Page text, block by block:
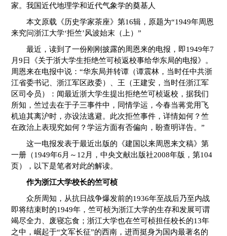
家。我国近代地理学和近代气象学的奠基人
本文原载《历史学家茶座》第16辑，原题为“1949年周恩
来究问浙江大学‘拒竺’风波始末（上）”
最近，读到了一份刚刚披露的周恩来的电报，即1949年7
月9日《关于浙大学生拒绝竺可桢返校事给华东局的电报》。
周恩来在电报中说：“华东局并转谭（谭震林，当时任中共浙
江省委书记、浙江军区政委）、王（王建安，当时任浙江军
区司令员）：闻最近浙大学生提出拒绝竺可桢返校，据我们
所知，竺过去在于子三事件中，同情学运，今春当蒋党用飞
机迫其离沪时，亦设法逃避。此次拒竺事件，详情如何？竺
在政治上表现究如何？学运方面有否偏向，盼查明详告。”
这一电报发表于最近出版的《建国以来周恩来文稿》第
一册（1949年6月～12月，中央文献出版社2008年版，第104
页），以下是笔者对此的解读。
作为浙江大学校长的竺可桢
众所周知，从抗日战争爆发前的1936年至战后乃至内战
即将结束时的1949年，竺可桢为浙江大学的生存和发展可谓
竭尽全力、废寝忘食；浙江大学也在竺可桢担任校长的13年
之中，崛起于“文军长征”的西南，进而挺身为国内最著名的